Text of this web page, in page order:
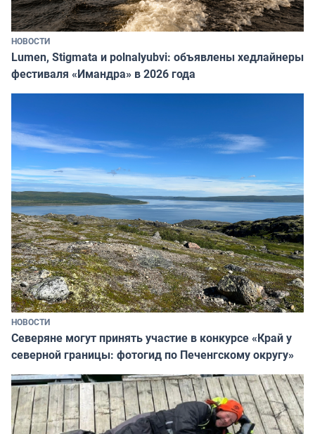
НОВОСТИ
Lumen, Stigmata и polnalyubvi: объявлены хедлайнеры
фестиваля «Имандра» в 2026 года
НОВОСТИ
Северяне могут принять участие в конкурсе «Край у
северной границы: фотогид по Печенгскому округу»